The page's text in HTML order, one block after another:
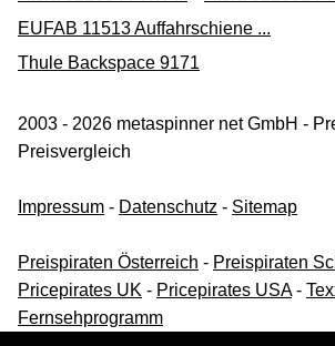
EUFAB 11513 Auffahrschiene ...
Thule Backspace 9171
2003 - 2026 metaspinner net GmbH -
Preisvergleich
Impressum - Datenschutz - Sitemap
Preispiraten Österreich - Preispiraten
Pricepirates UK - Pricepirates USA-
Fernsehprogramm